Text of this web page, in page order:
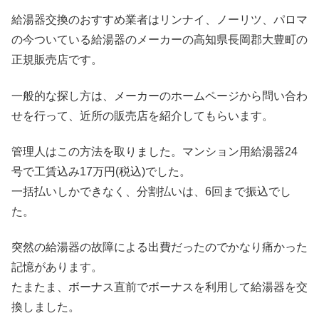
給湯器交換のおすすめ業者はリンナイ、ノーリツ、パロマ
の今ついている給湯器のメーカーの高知県長岡郡大豊町の
正規販売店です。
一般的な探し方は、メーカーのホームページから問い合わ
せを行って、近所の販売店を紹介してもらいます。
管理人はこの方法を取りました。マンション用給湯器24
号で工賃込み17万円(税込)でした。
一括払いしかできなく、分割払いは、6回まで振込でし
た。
突然の給湯器の故障による出費だったのでかなり痛かった
記憶があります。
たまたま、ボーナス直前でボーナスを利用して給湯器を交
換しました。